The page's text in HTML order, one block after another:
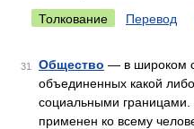
Толкование Перевод
31 Общество — в широком
объединенных какой
социальными
применен ко всему